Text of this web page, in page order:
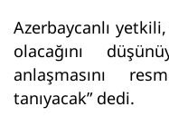
Azerbaycanlı
olacağını
anlaşmasını
tanıyacak” dedi.